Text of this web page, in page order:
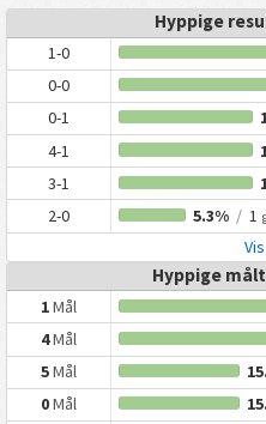
Hyppige
1-0
0-0
0-1
4-1
3-1
2-0 5.3% /1
Hyppige
1Mål
4Mål
5Mål
0Mål